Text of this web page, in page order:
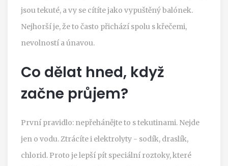
jsou tekuté, a vy se cítíte jako vypuštěný balónek.
Nejhorší je, že to často přichází spolu s křečemi,
nevolností a únavou.
Co dělat hned, když
začne průjem?
První pravidlo: nepřehánějte to s tekutinami. Nejde
jen o vodu. Ztrácíte i elektrolyty - sodík, draslík,
chlorid. Proto je lepší pít speciální roztoky, které